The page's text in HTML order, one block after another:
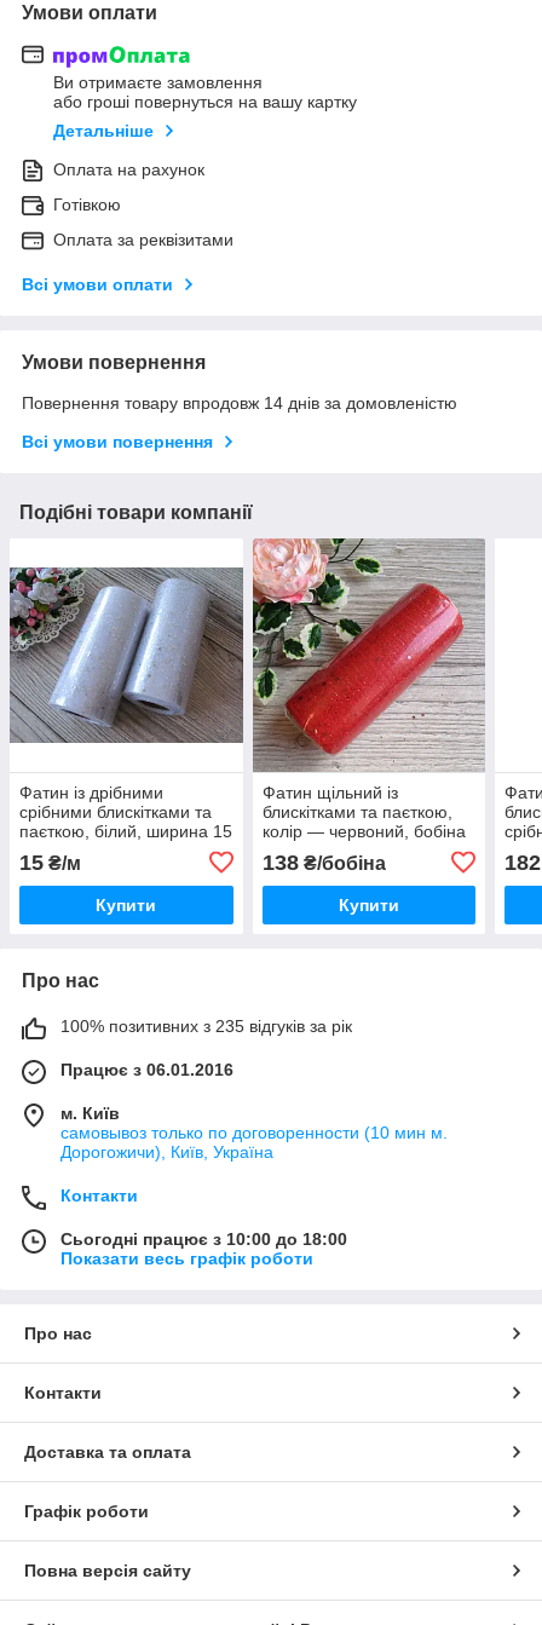
Умови оплати
Ви отримаєте замовлення
або гроші повернуться на вашу картку
Детальніше
Оплата на рахунок
Готівкою
Оплата за реквізитами
Всі умови оплати
Умови повернення
Повернення товару впродовж 14 днів за домовленістю
Всі умови повернення
Подібні товари компанії
Фатин із дрібними
срібними блискітками та
паєткою, білий, ширина 15
15 ₴/м
Купити
Фатин щільний із
блискітками та паєткою,
колір — червоний, бобіна
138₴/бобіна
Купити
м.
182
Про нас
100% позитивних з 235 відгуків за рік
Працює з 06.01.2016
м. Київ
самовывоз только по договоренности (10 мин м.
Дорогожичи), Київ, Україна
Контакти
Сьогодні працює з 10:00 до 18:00
Показати весь графік роботи
Про нас
Контакти
Доставка та оплата
Графік роботи
Повна версія сайту